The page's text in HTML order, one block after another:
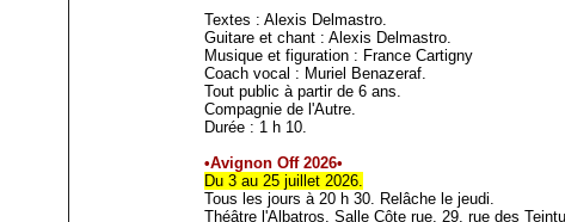
Textes : Alexis Delmastro.
Guitare et chant : Alexis Delmastro.
Musique et figuration : France Cartigny
Coach vocal : Muriel Benazeraf.
Tout public à partir de 6 ans.
Compagnie de l'Autre.
Durée : 1 h 10.
•Avignon Off 2026•
Du 3 au 25 juillet 2026.
Tous les jours à 20 h 30. Relâche le jeudi.
Théâtre l'Albatros, Salle Côte rue, 29, rue des